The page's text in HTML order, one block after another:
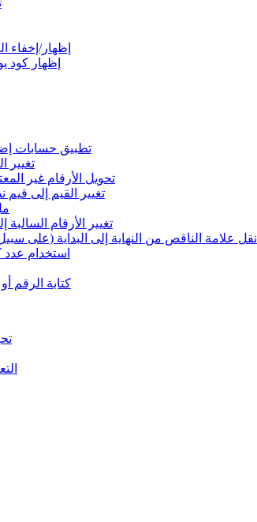
إظهار/إخفاء
إظهار كود
تطبيق حسابات
تغيير
تحويل الأرقام غير
تغيير القيم إلى قيم
تغيير الأرقام
نقل علامة الناقص من النهاية إلى البداية (على سبيل
استخدام عدد
كتابة الرقم